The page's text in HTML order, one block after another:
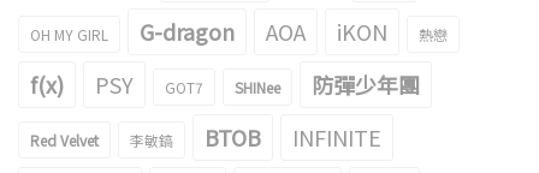
OH MY GIRL G-dragon AOA iKON 熱戀
f(x) PSY GOT7 SHINee 防彈少年團
Red Velvet 李敏鎬 BTOB
INFINITE